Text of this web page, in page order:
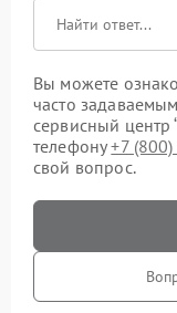
Вы можете
часто
сервисный центр
телефону+7
свой вопрос.